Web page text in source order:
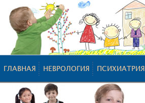
ГЛАВНАЯ НЕВРОЛОГИЯ ПСИХИАТРИЯ